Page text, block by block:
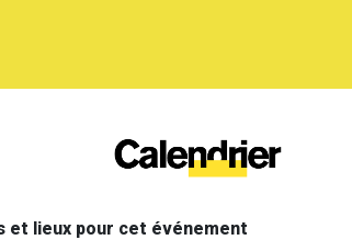
et lieux pour cet événement